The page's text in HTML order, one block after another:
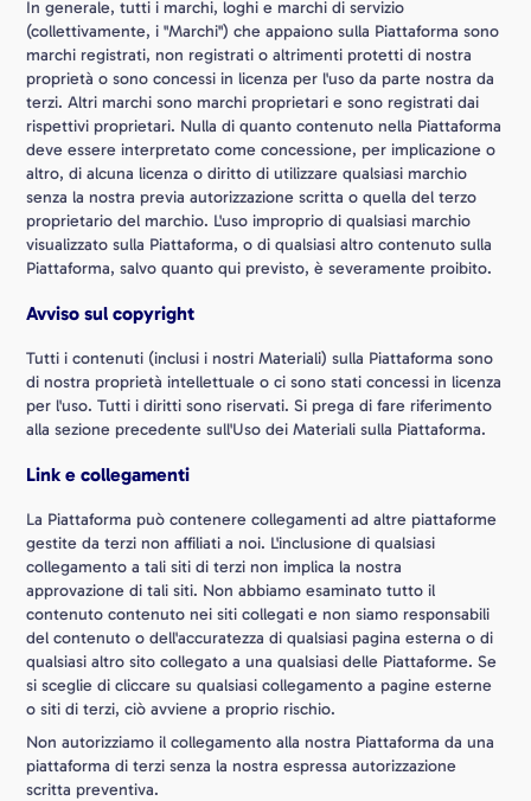
In generale, tutti i marchi, loghi e marchi di servizio
(collettivamente, i "Marchi") che appaiono sulla Piattaforma sono
marchi registrati, non registrati o altrimenti protetti di nostra
proprietà o sono concessi in licenza per l'uso da parte nostra da
terzi. Altri marchi sono marchi proprietari e sono registrati dai
rispettivi proprietari. Nulla di quanto contenuto nella Piattaforma
deve essere interpretato come concessione, per implicazione o
altro, di alcuna licenza o diritto di utilizzare qualsiasi marchio
senza la nostra previa autorizzazione scritta o quella del terzo
proprietario del marchio. L'uso improprio di qualsiasi marchio
visualizzato sulla Piattaforma, o di qualsiasi altro contenuto sulla
Piattaforma, salvo quanto qui previsto, è severamente proibito.
Avviso sul copyright
Tutti i contenuti (inclusi i nostri Materiali) sulla Piattaforma sono
di nostra proprietà intellettuale o ci sono stati concessi in licenza
per l'uso. Tutti i diritti sono riservati. Si prega di fare riferimento
alla sezione precedente sull'Uso dei Materiali sulla Piattaforma.
Link e collegamenti
La Piattaforma può contenere collegamenti ad altre piattaforme
gestite da terzi non affiliati a noi. L'inclusione di qualsiasi
collegamento a tali siti di terzi non implica la nostra
approvazione di tali siti. Non abbiamo esaminato tutto il
contenuto contenuto nei siti collegati e non siamo responsabili
del contenuto o dell'accuratezza di qualsiasi pagina esterna o di
qualsiasi altro sito collegato a una qualsiasi delle Piattaforme. Se
si sceglie di cliccare su qualsiasi collegamento a pagine esterne
o siti di terzi, ciò avviene a proprio rischio.
Non autorizziamo il collegamento alla nostra Piattaforma da una
piattaforma di terzi senza la nostra espressa autorizzazione
scritta preventiva.